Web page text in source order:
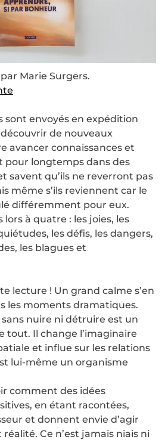
Marie Surgers.
sont envoyés en expédition
de nouveaux
avancer connaissances et
pour longtemps dans des
savent qu’ils ne reverront pas
même s’ils reviennent car le
différemment pour eux.
à quatre : les joies, les
les défis, les dangers,
les blagues et
lecture ! Un grand calme s’en
les moments dramatiques.
sans nuire ni détruire est un
tout. Il change l’imaginaire
et influe sur les relations
lui-même un organisme
comment des idées
en étant racontées,
et donnent envie d’agir
réalité. Ce n’est jamais niais ni